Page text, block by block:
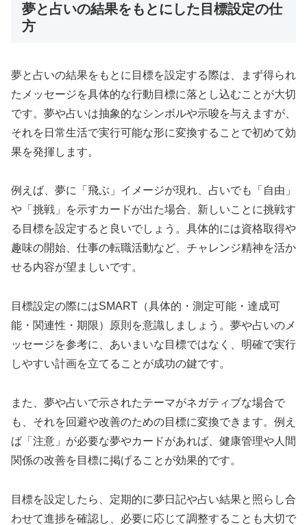
夢と占いの結果をもとにした目標設定の仕
方
夢と占いの結果をもとに目標を設定する際は、まず得られ
たメッセージを具体的な行動目標に落とし込むことが大切
です。夢や占いは抽象的なシンボルや示唆を与えますが、
それを日常生活で実行可能な形に変換することで初めて効
果を発揮します。
例えば、夢に「飛ぶ」イメージが現れ、占いでも「自由」
や「挑戦」を示すカードが出た場合、新しいことに挑戦す
る目標を設定すると良いでしょう。具体的には資格取得や
趣味の開始、仕事の転職活動など、チャレンジ精神を活か
せる内容が望ましいです。
目標設定の際にはSMART（具体的・測定可能・達成可
能・関連性・期限）原則を意識しましょう。夢や占いのメ
ッセージを参考に、あいまいな目標ではなく、明確で実行
しやすい計画を立てることが成功の鍵です。
また、夢や占いで示されたテーマがネガティブな場合で
も、それを回避や改善のための目標に変換できます。例え
ば「注意」が必要な夢やカードがあれば、健康管理や人間
関係の改善を目標に掲げることが効果的です。
目標を設定したら、定期的に夢日記や占い結果と照らし合
わせて進捗を確認し、必要に応じて調整することも大切で